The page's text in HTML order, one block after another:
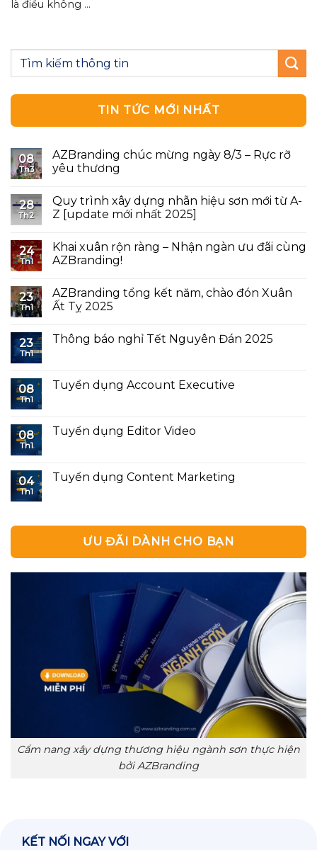
là điều không ...
TIN TỨC MỚI NHẤT
08
Th3
AZBranding chúc mừng ngày 8/3 – Rực rỡ
yêu thương
28
Th2
Quy trình xây dựng nhãn hiệu sơn mới từ A-
Z [update mới nhất 2025]
24
Th1
Khai xuân rộn ràng – Nhận ngàn ưu đãi cùng
AZBranding!
23
Th1
AZBranding tổng kết năm, chào đón Xuân
Ất Tỵ 2025
23
Th1
Thông báo nghỉ Tết Nguyên Đán 2025
08
Th1
Tuyển dụng Account Executive
08
Th1
Tuyển dụng Editor Video
04
Th1
Tuyển dụng Content Marketing
ƯU ĐÃI DÀNH CHO BẠN
Cẩm nang xây dựng thương hiệu ngành sơn thực hiện
bởi AZBranding
KẾT NỐI NGAY VỚI